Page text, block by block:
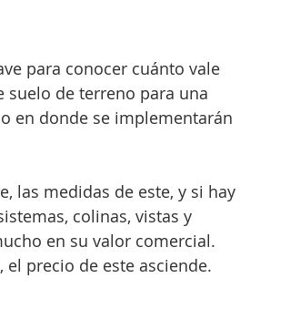
para conocer cuánto vale
suelo de terreno para una
en donde se implementarán
las medidas de este, y si hay
colinas, vistas y
en su valor comercial.
precio de este asciende.